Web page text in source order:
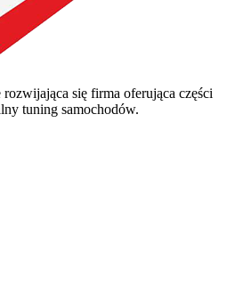
się firma oferująca części
tuning samochodów.